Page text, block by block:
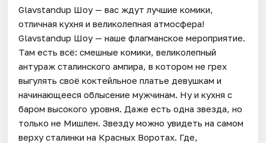
Glavstandup Шоу — вас ждут лучшие комики,
отличная кухня и великолепная атмосфера!
Glavstandup Шоу — наше флагманское мероприятие.
Там есть всё: смешные комики, великолепный
антураж сталинского ампира, в котором не грех
выгулять своё коктейльное платье девушкам и
начинающееся облысение мужчинам. Ну и кухня с
баром высокого уровня. Даже есть одна звезда, но
только не Мишлен. Звезду можно увидеть на самом
верху сталинки на Красных Воротах. Где,